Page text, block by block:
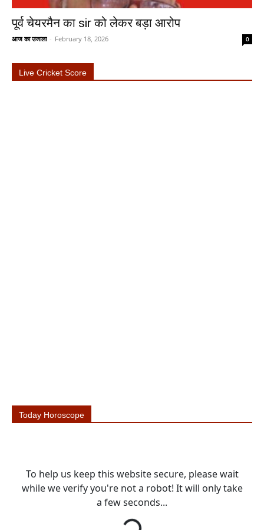
पूर्व चेयरमैन का sir को लेकर बड़ा आरोप
आज का उजाला - February 18, 2026 0
Live Cricket Score
Today Horoscope